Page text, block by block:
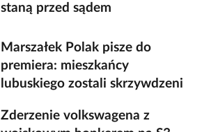
staną przed sądem
Marszałek Polak pisze do
premiera: mieszkańcy
lubuskiego zostali skrzywdzeni
Zderzenie volkswagena z